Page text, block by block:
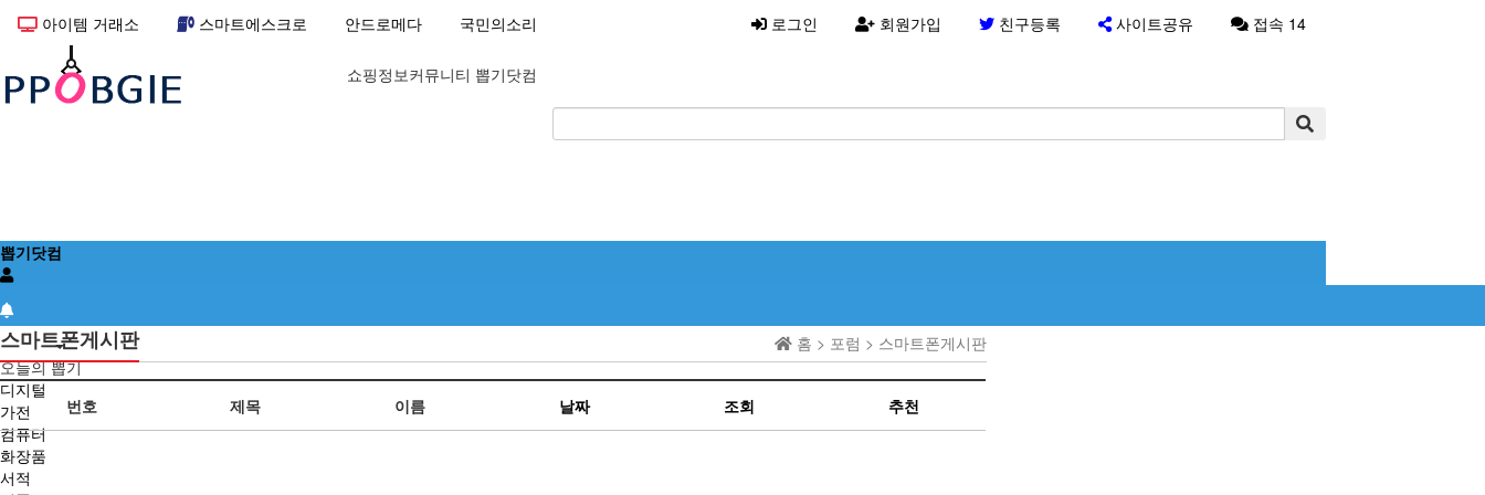
아이템 거래소 스마트에스크로 안드로메다 국민의소리 로그인 회원가입 친구등록 사이트공유 접속 14
쇼핑정보커뮤니티 뽑기닷컴
뽑기닷컴
뽑기
오늘의 뽑기
디지털
가전
컴퓨터
화장품
서적
홈 > 포럼 > 스마트폰게시판
스마트폰게시판
번호 제목 이름 날짜 조회 추천